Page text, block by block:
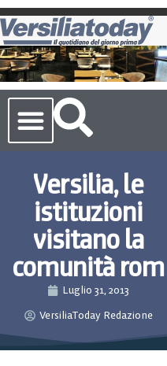
Versilia, le
istituzioni
visitano la
comunità rom
Luglio 31, 2013
VersiliaToday Redazione